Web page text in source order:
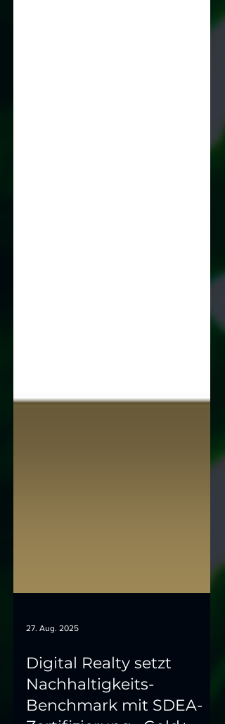
27. Aug. 2025
Digital Realty setzt